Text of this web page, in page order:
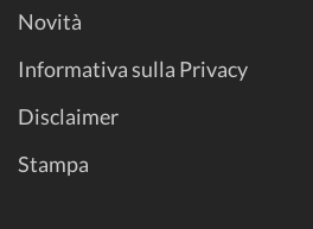
Novità
Informativa sulla Privacy
Disclaimer
Stampa